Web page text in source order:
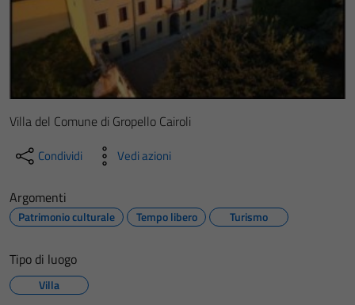
Villa del Comune di Gropello Cairoli
Condividi Vedi azioni
Argomenti
Patrimonio culturale Tempo libero Turismo
Tipo di luogo
Villa